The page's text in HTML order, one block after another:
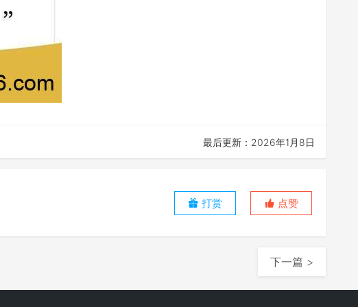
最后更新：2026年1月8日
打赏 点赞
下一篇 >